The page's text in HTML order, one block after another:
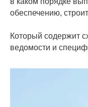
обеспечению,
Который содержит
ведомости и